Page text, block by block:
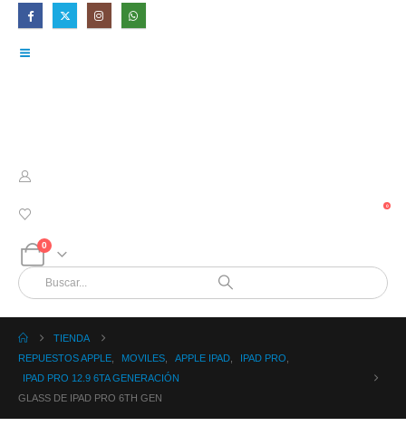
0
0
TIENDA
REPUESTOS APPLE
MOVILES APPLE IPAD IPAD PRO
IPAD PRO 12.9 6TA GENERACIÓN
GLASS DE IPAD PRO 6TH GEN